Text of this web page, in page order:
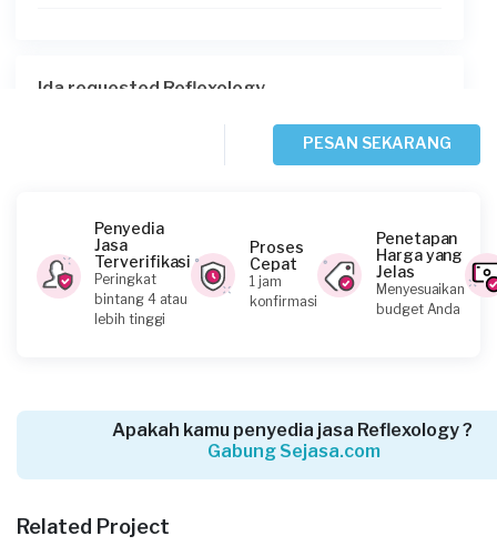
Ida requested Reflexology
Surya Bangun S requested Reflexology
28 hari yang lalu
Tangerang Selatan, Banten
Tangerang Selatan, Banten
PESAN SEKARANG
Penyedia
Jasa
Terverifikasi
Peringkat
bintang 4 atau
lebih tinggi
Proses
Cepat
1 jam
konfirmasi
Penetapan
Harga yang
Jelas
Menyesuaikan
budget Anda
Apakah kamu penyedia jasa Reflexology ?
Gabung Sejasa.com
Related Project